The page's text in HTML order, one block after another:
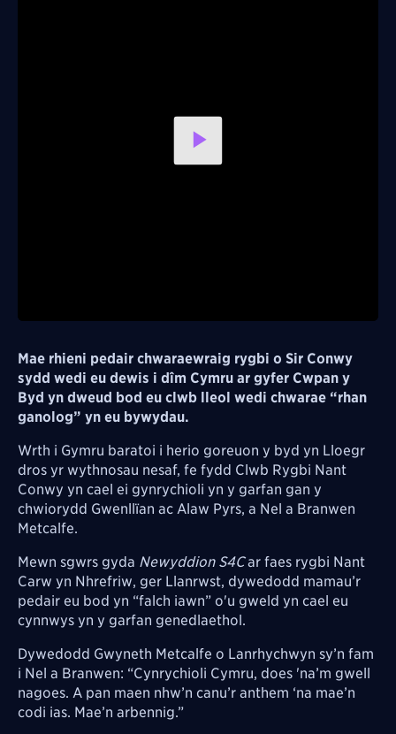
Play
Mae rhieni pedair chwaraewraig rygbi o Sir Conwy
sydd wedi eu dewis i dîm Cymru ar gyfer Cwpan y
Byd yn dweud bod eu clwb lleol wedi chwarae “rhan
ganolog” yn eu bywydau.
Wrth i Gymru baratoi i herio goreuon y byd yn Lloegr
dros yr wythnosau nesaf, fe fydd Clwb Rygbi Nant
Conwy yn cael ei gynrychioli yn y garfan gan y
chwiorydd Gwenllïan ac Alaw Pyrs, a Nel a Branwen
Metcalfe.
Mewn sgwrs gyda Newyddion S4Car faes rygbi Nant
Carw yn Nhrefriw, ger Llanrwst, dywedodd mamau’r
pedair eu bod yn “falch iawn” o'u gweld yn cael eu
cynnwys yn y garfan genedlaethol.
Dywedodd Gwyneth Metcalfe o Lanrhychwyn sy’n fam
i Nel a Branwen: “Cynrychioli Cymru, does 'na’m gwell
nagoes. A pan maen nhw’n canu’r anthem ‘na mae’n
codi ias. Mae’n arbennig.”